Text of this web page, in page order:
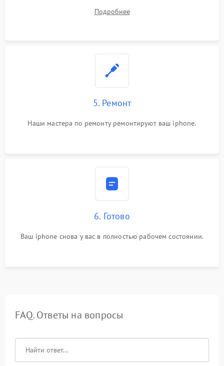
Подробнее
5. Ремонт
Наши мастера по ремонту ремонтируют ваш iphone.
6. Готово
Ваш iphone снова у вас в полностью рабочем состоянии.
FAQ. Ответы на вопросы